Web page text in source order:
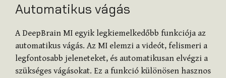
Automatikus vágás
A DeepBrain MI egyik legkiemelkedőbb funkciója az
automatikus vágás. Az MI elemzi a videót, felismeri a
legfontosabb jeleneteket, és automatikusan elvégzi a
szükséges vágásokat. Ez a funkció különösen hasznos